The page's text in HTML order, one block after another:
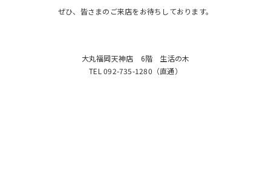
ぜひ、皆さまのご来店をお待ちしております。
大丸福岡天神店 6階 生活の木
TEL 092-735-1280（直通）